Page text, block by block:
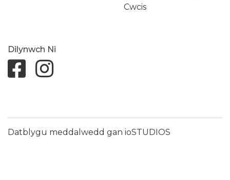
Cwcis
Dilynwch Ni
Datblygu meddalwedd gan ioSTUDIOS